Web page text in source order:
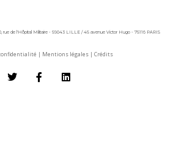
rue de l'Hôpital Militaire - 59043 LILLE / 45 avenue Victor Hugo - 75116 PARIS
| Mentions légales | Crédits